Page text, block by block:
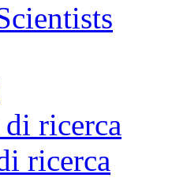
ricerca
ricerca